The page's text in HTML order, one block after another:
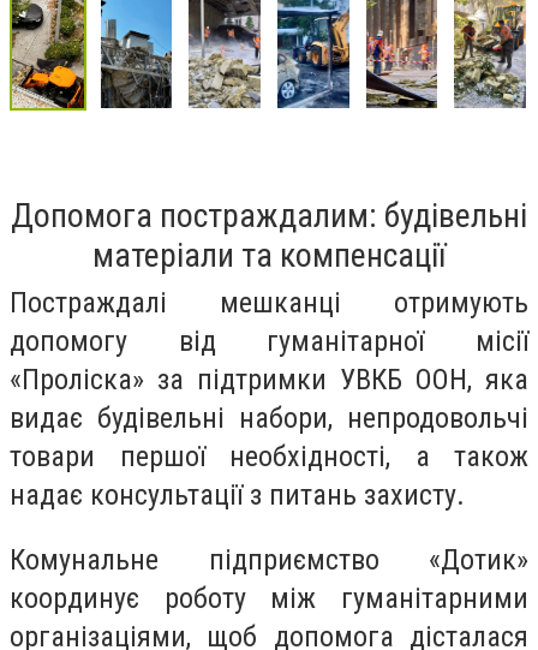
Допомога постраждалим: будівельні
матеріали та компенсації
Постраждалі мешканці отримують
допомогу від гуманітарної місії
«Проліска» за підтримки УВКБ ООН, яка
видає будівельні набори, непродовольчі
товари першої необхідності, а також
надає консультації з питань захисту.
Комунальне підприємство «Дотик»
координує роботу між гуманітарними
організаціями, щоб допомога дісталася